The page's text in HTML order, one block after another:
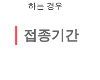
하는 경우
접종기간